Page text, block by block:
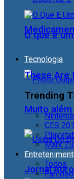
Tecnologia
Muito
Jornal
O que é
These Are
Trending
CES
Mark
Todos